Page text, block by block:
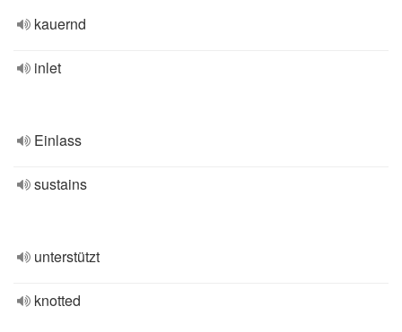
kauernd
inlet
Einlass
sustains
unterstützt
knotted